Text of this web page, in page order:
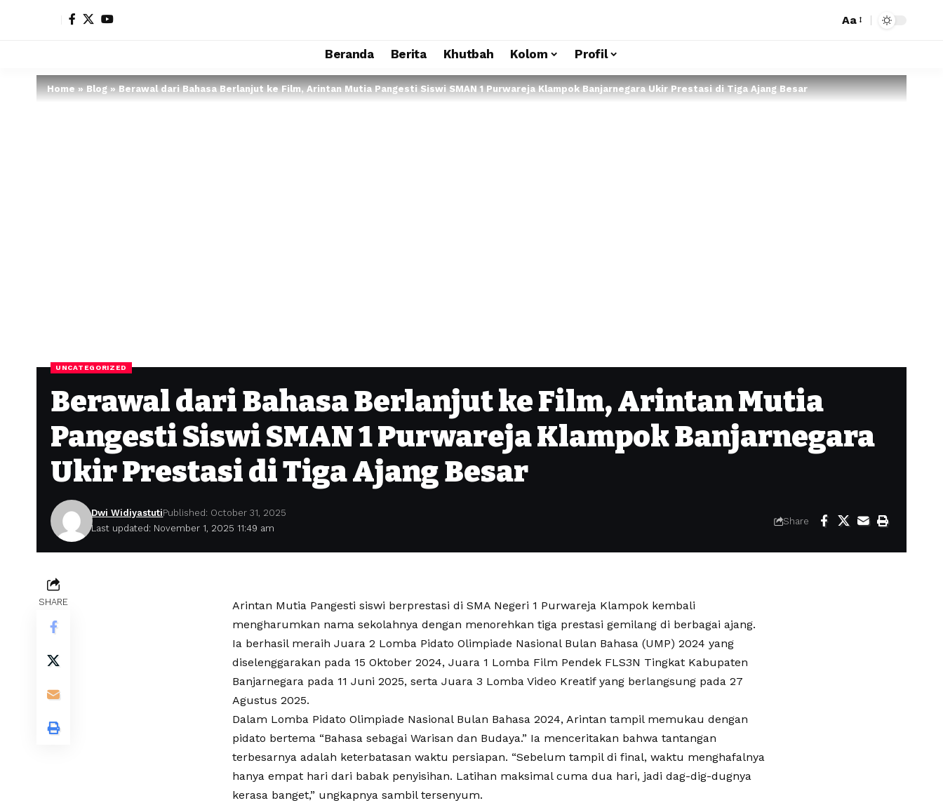
Aa
Beranda Berita Khutbah Kolom Profil
Home»Blog»Berawal dari Bahasa Berlanjut ke Film, Arintan Mutia Pangesti Siswi SMAN 1 Purwareja Klampok Banjarnegara Ukir Prestasi di Tiga Ajang Besar
UNCATEGORIZED
Berawal dari Bahasa Berlanjut ke Film, Arintan Mutia
Pangesti Siswi SMAN 1 Purwareja Klampok Banjarnegara
Ukir Prestasi di Tiga Ajang Besar
Last updated: November 1, 2025 11:49 am
Dwi WidiyastutiPublished: October 31, 2025
Share
SHARE
Arintan Mutia Pangesti siswi berprestasi di SMA Negeri 1 Purwareja Klampok kembali
mengharumkan nama sekolahnya dengan menorehkan tiga prestasi gemilang di berbagai ajang.
Ia berhasil meraih Juara 2 Lomba Pidato Olimpiade Nasional Bulan Bahasa (UMP) 2024 yang
diselenggarakan pada 15 Oktober 2024, Juara 1 Lomba Film Pendek FLS3N Tingkat Kabupaten
Banjarnegara pada 11 Juni 2025, serta Juara 3 Lomba Video Kreatif yang berlangsung pada 27
Agustus 2025.
Dalam Lomba Pidato Olimpiade Nasional Bulan Bahasa 2024, Arintan tampil memukau dengan
pidato bertema “Bahasa sebagai Warisan dan Budaya.” Ia menceritakan bahwa tantangan
terbesarnya adalah keterbatasan waktu persiapan. “Sebelum tampil di final, waktu menghafalnya
hanya empat hari dari babak penyisihan. Latihan maksimal cuma dua hari, jadi dag-dig-dugnya
kerasa banget,” ungkapnya sambil tersenyum.